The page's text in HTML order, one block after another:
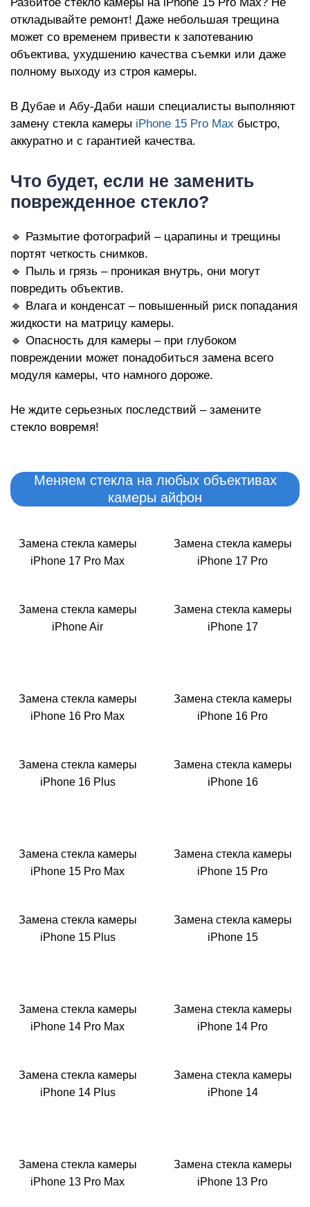
откладывайте ремонт! Даже небольшая трещина
может со временем привести к запотеванию
объектива, ухудшению качества съемки или даже
полному выходу из строя камеры.
В Дубае и Абу-Даби наши специалисты выполняют
замену стекла камеры iPhone 15 Pro Max быстро,
аккуратно и с гарантией качества.
Что будет, если не заменить
поврежденное стекло?
🔹 Размытие фотографий – царапины и трещины
портят четкость снимков.
🔹 Пыль и грязь – проникая внутрь, они могут
повредить объектив.
🔹 Влага и конденсат – повышенный риск попадания
жидкости на матрицу камеры.
🔹 Опасность для камеры – при глубоком
повреждении может понадобиться замена всего
модуля камеры, что намного дороже.
Не ждите серьезных последствий – замените
стекло вовремя!
Меняем стекла на любых объективах
камеры айфон
Замена стекла камеры
iPhone 17 Pro Max
Замена стекла камеры
iPhone 17 Pro
Замена стекла камеры
iPhone Air
Замена стекла камеры
iPhone 17
Замена стекла камеры
iPhone 16 Pro Max
Замена стекла камеры
iPhone 16 Pro
Замена стекла камеры
iPhone 16 Plus
Замена стекла камеры
iPhone 16
Замена стекла камеры
iPhone 15 Pro Max
Замена стекла камеры
iPhone 15 Pro
Замена стекла камеры
iPhone 15 Plus
Замена стекла камеры
iPhone 15
Замена стекла камеры
iPhone 14 Pro Max
Замена стекла камеры
iPhone 14 Pro
Замена стекла камеры
iPhone 14 Plus
Замена стекла камеры
iPhone 14
Замена стекла камеры
iPhone 13 Pro Max
Замена стекла камеры
iPhone 13 Pro